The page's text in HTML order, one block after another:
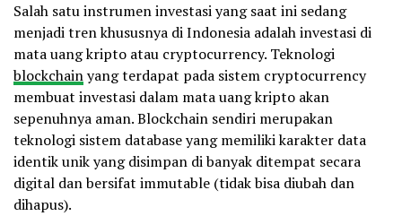
Salah satu instrumen investasi yang saat ini sedang
menjadi tren khususnya di Indonesia adalah investasi di
mata uang kripto atau cryptocurrency. Teknologi
blockchainyang terdapat pada sistem cryptocurrency
membuat investasi dalam mata uang kripto akan
sepenuhnya aman. Blockchain sendiri merupakan
teknologi sistem database yang memiliki karakter data
identik unik yang disimpan di banyak ditempat secara
digital dan bersifat immutable (tidak bisa diubah dan
dihapus).